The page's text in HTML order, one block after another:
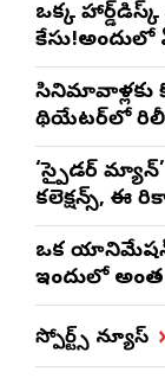
ఒక్క
కేసు!అందులో
సినిమావాళ్లకు
థియేటర్‌లో
‘స్పైడర్
కలెక్షన్స్, ఈ
ఒక యానిమేషన్
ఇందులో
స్పోర్ట్స్ న్యూస్